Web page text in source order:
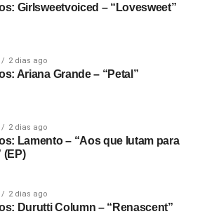
Girlsweetvoiced – “Lovesweet”
2 dias ago
Ariana Grande – “Petal”
2 dias ago
Lamento – “Aos que lutam para
(EP)
2 dias ago
Durutti Column – “Renascent”